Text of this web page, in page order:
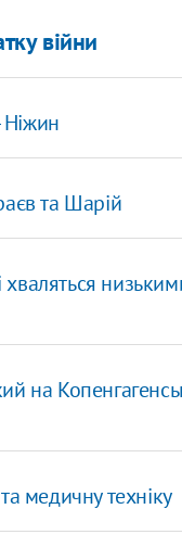
війни
Ніжин
та Шарій
на
медичну техніку